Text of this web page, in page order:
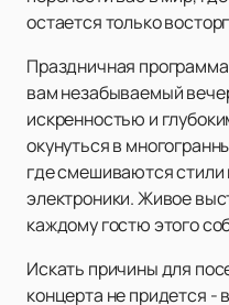
остается только
Праздничная
вам незабываемый
искренностью и
окунуться в
где смешиваются стили
электроники. Живое
каждому гостю этого
Искать причины для
концерта не придется -